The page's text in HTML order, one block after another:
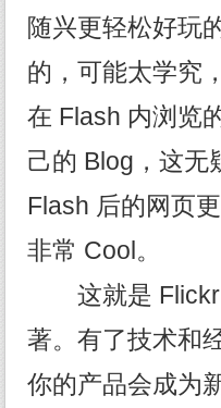
随兴更轻松好玩
的，可能太学究
在 Flash 内浏览
己的 Blog，这无
Flash 后的网页
非常 Cool。
这就是 Flickr
著。有了技术和
你的产品会成为